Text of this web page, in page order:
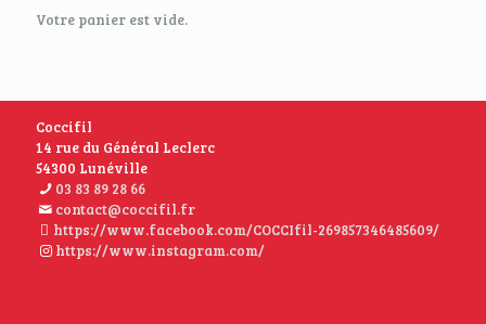
Votre panier est vide.
Coccifil
14 rue du Général Leclerc
54300 Lunéville
03 83 89 28 66
contact@coccifil.fr
https://www.facebook.com/COCCIfil-269857346485609/
https://www.instagram.com/